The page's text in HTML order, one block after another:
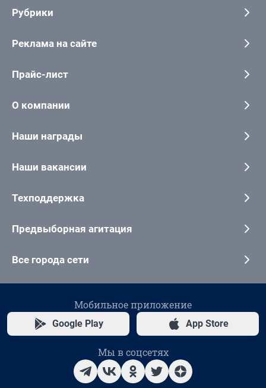
Рубрики
Реклама на сайте
Прайс-лист
О компании
Наши награды
Наши вакансии
Техподдержка
Предвыборная агитация
Все города сети
Мобильное приложение
Google Play App Store
Мы в соцсетях